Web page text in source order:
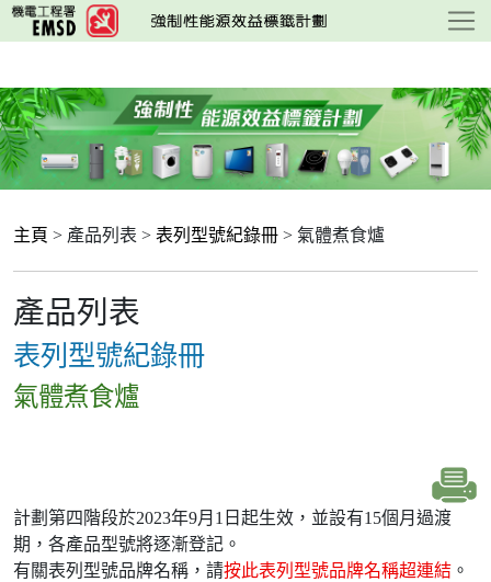
跳
至
要
內
容
主頁 > 產品列表 > 表列型號紀錄冊 > 氣體煮食爐
產品列表
表列型號紀錄冊
氣體煮食爐
計劃第四階段於2023年9月1日起生效，並設有15個月過渡
期，各產品型號將逐漸登記。
有關表列型號品牌名稱，請按此表列型號品牌名稱超連結 。